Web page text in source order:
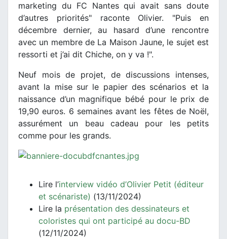
marketing du FC Nantes qui avait sans doute
d’autres priorités" raconte Olivier. "Puis en
décembre dernier, au hasard d’une rencontre
avec un membre de La Maison Jaune, le sujet est
ressorti et j’ai dit Chiche, on y va !".
Neuf mois de projet, de discussions intenses,
avant la mise sur le papier des scénarios et la
naissance d’un magnifique bébé pour le prix de
19,90 euros. 6 semaines avant les fêtes de Noël,
assurément un beau cadeau pour les petits
comme pour les grands.
Lire l’interview vidéo d’Olivier Petit (éditeur
et scénariste) (13/11/2024)
Lire la présentation des dessinateurs et
coloristes qui ont participé au docu-BD
(12/11/2024)